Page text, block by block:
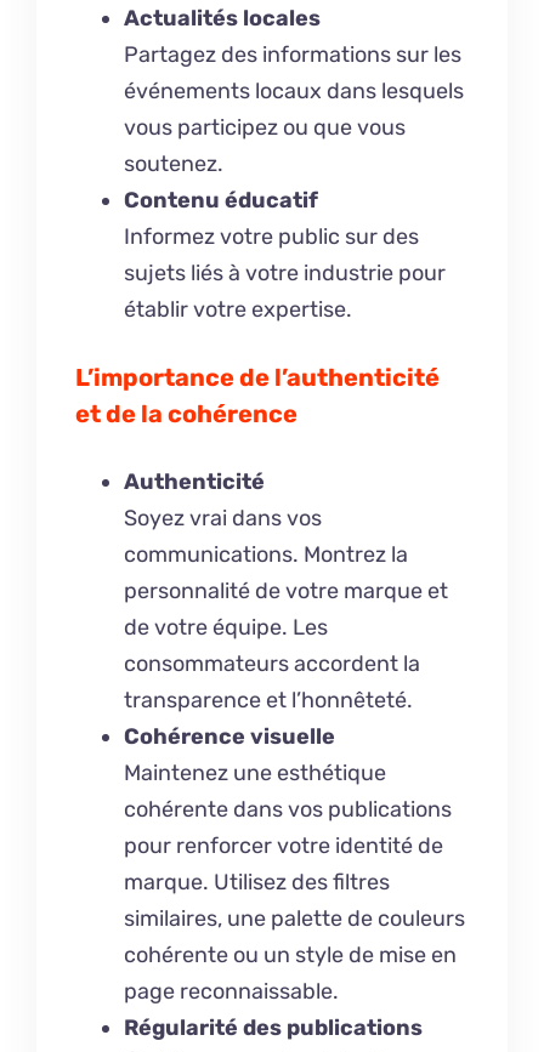
Actualités locales
Partagez des informations sur les
événements locaux dans lesquels
vous participez ou que vous
soutenez.
Contenu éducatif
Informez votre public sur des
sujets liés à votre industrie pour
établir votre expertise.
L’importance de l’authenticité
et de la cohérence
Authenticité
Soyez vrai dans vos
communications. Montrez la
personnalité de votre marque et
de votre équipe. Les
consommateurs accordent la
transparence et l’honnêteté.
Cohérence visuelle
Maintenez une esthétique
cohérente dans vos publications
pour renforcer votre identité de
marque. Utilisez des filtres
similaires, une palette de couleurs
cohérente ou un style de mise en
page reconnaissable.
Régularité des publications